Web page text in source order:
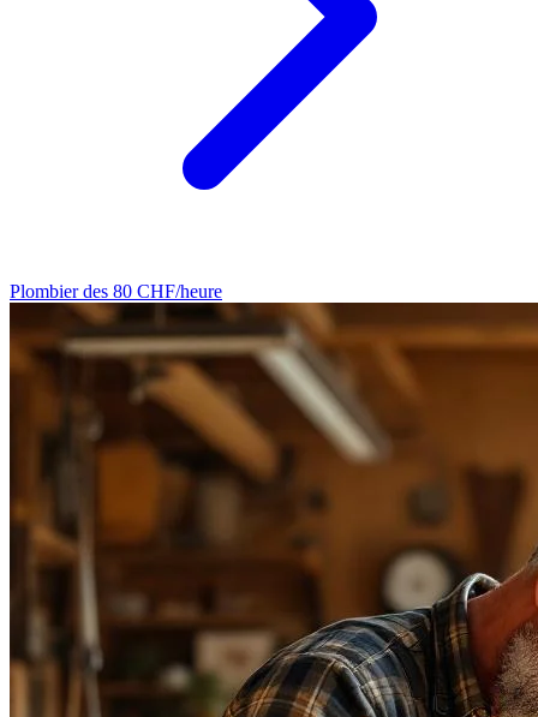
Plombier des 80 CHF/heure